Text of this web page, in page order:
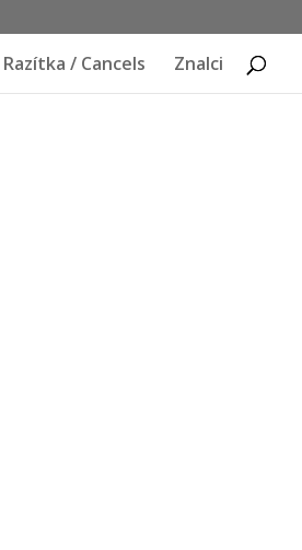
Razítka / Cancels Znalci